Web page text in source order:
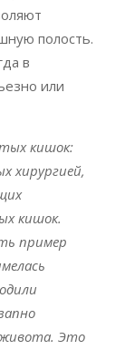
полость.
в
или
кишок:
хирургией,
кишок.
пример
живота. Это